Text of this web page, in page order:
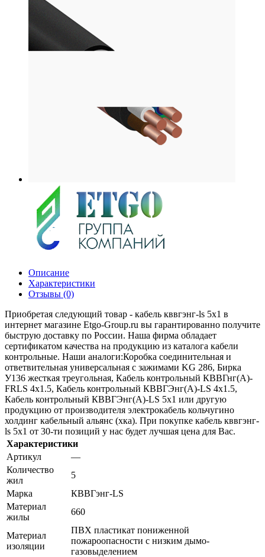
Описание
Характеристики
Отзывы (0)
Приобретая следующий товар - кабель кввгэнг-ls 5х1 в
интернет магазине Etgo-Group.ru вы гарантированно получите
быструю доставку по России. Наша фирма обладает
сертификатом качества на продукцию из каталога кабели
контрольные. Наши аналоги:Коробка соединительная и
ответвительная универсальная с зажимами KG 286, Бирка
У136 жесткая треугольная, Кабель контрольный КВВГнг(А)-
FRLS 4х1.5, Кабель контрольный КВВГЭнг(А)-LS 4х1.5,
Кабель контрольный КВВГЭнг(А)-LS 5х1 или другую
продукцию от производителя электрокабель кольчугино
холдинг кабельный альянс (хка). При покупке кабель кввгэнг-
ls 5х1 от 30-ти позиций у нас будет лучшая цена для Вас.
Характеристики
Артикул
—
Количество
жил
5
Марка
КВВГэнг-LS
Материал
жилы
660
Материал
изоляции
ПВХ пластикат пониженной
пожароопасности с низким дымо-
газовыделением